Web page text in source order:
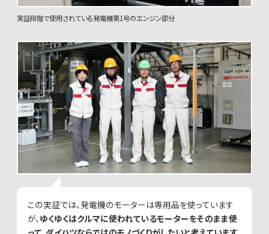
実証段階で使用されている発電機第1号のエンジン部分
この実証では、発電機のモーターは専用品を使っています
が、ゆくゆくはクルマに使われているモーターをそのまま使